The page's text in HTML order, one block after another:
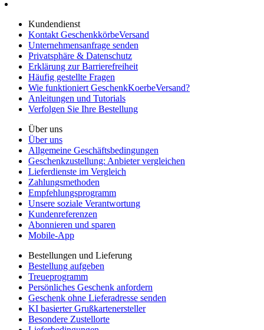
Kundendienst
Kontakt GeschenkkörbeVersand
Unternehmensanfrage senden
Privatsphäre & Datenschutz
Erklärung zur Barrierefreiheit
Häufig gestellte Fragen
Wie funktioniert GeschenkKoerbeVersand?
Anleitungen und Tutorials
Verfolgen Sie Ihre Bestellung
Über uns
Über uns
Allgemeine Geschäftsbedingungen
Geschenkzustellung: Anbieter vergleichen
Lieferdienste im Vergleich
Zahlungsmethoden
Empfehlungsprogramm
Unsere soziale Verantwortung
Kundenreferenzen
Abonnieren und sparen
Mobile-App
Bestellungen und Lieferung
Bestellung aufgeben
Treueprogramm
Persönliches Geschenk anfordern
Geschenk ohne Lieferadresse senden
KI basierter Grußkartenersteller
Besondere Zustellorte